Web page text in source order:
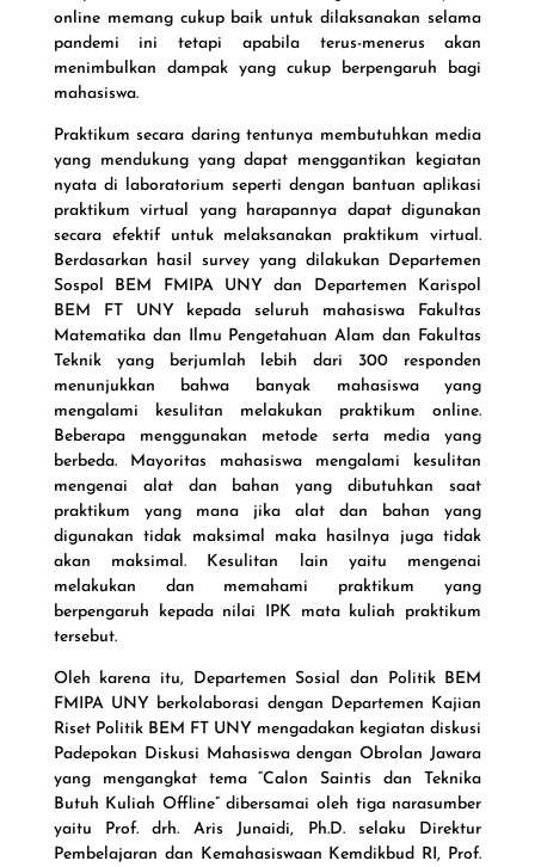
online memang cukup baik untuk dilaksanakan selama
pandemi ini tetapi apabila terus-menerus akan
menimbulkan dampak yang cukup berpengaruh bagi
mahasiswa.
Praktikum secara daring tentunya membutuhkan media
yang mendukung yang dapat menggantikan kegiatan
nyata di laboratorium seperti dengan bantuan aplikasi
praktikum virtual yang harapannya dapat digunakan
secara efektif untuk melaksanakan praktikum virtual.
Berdasarkan hasil survey yang dilakukan Departemen
Sospol BEM FMIPA UNY dan Departemen Karispol
BEM FT UNY kepada seluruh mahasiswa Fakultas
Matematika dan Ilmu Pengetahuan Alam dan Fakultas
Teknik yang berjumlah lebih dari 300 responden
menunjukkan bahwa banyak mahasiswa yang
mengalami kesulitan melakukan praktikum online.
Beberapa menggunakan metode serta media yang
berbeda. Mayoritas mahasiswa mengalami kesulitan
mengenai alat dan bahan yang dibutuhkan saat
praktikum yang mana jika alat dan bahan yang
digunakan tidak maksimal maka hasilnya juga tidak
akan maksimal. Kesulitan lain yaitu mengenai
melakukan dan memahami praktikum yang
berpengaruh kepada nilai IPK mata kuliah praktikum
tersebut.
Oleh karena itu, Departemen Sosial dan Politik BEM
FMIPA UNY berkolaborasi dengan Departemen Kajian
Riset Politik BEM FT UNY mengadakan kegiatan diskusi
Padepokan Diskusi Mahasiswa dengan Obrolan Jawara
yang mengangkat tema “Calon Saintis dan Teknika
Butuh Kuliah Offline” dibersamai oleh tiga narasumber
yaitu Prof. drh. Aris Junaidi, Ph.D. selaku Direktur
Pembelajaran dan Kemahasiswaan Kemdikbud RI, Prof.